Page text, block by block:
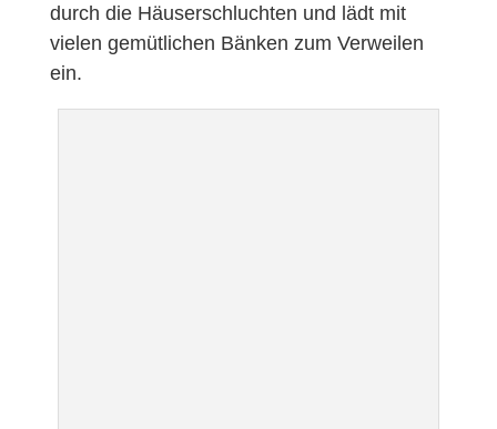
durch die Häuserschluchten und lädt mit
vielen gemütlichen Bänken zum Verweilen
ein.